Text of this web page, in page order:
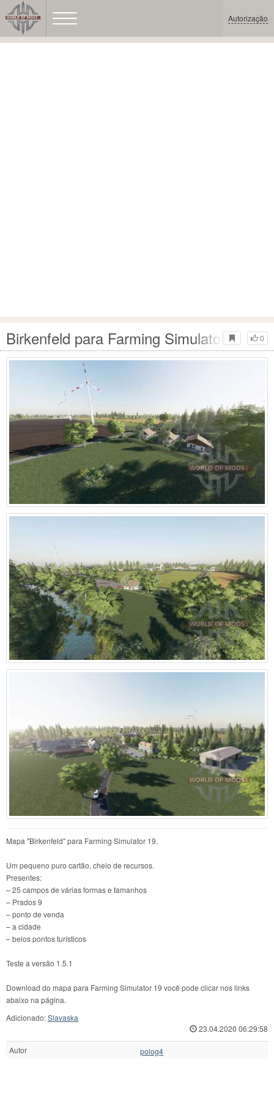
Autorização
0
Birkenfeld para Farming Simulator 2017
Mapa "Birkenfeld" para Farming Simulator 19.
Um pequeno puro cartão, cheio de recursos.
Presentes:
– 25 campos de várias formas e tamanhos
– Prados 9
– ponto de venda
– a cidade
– belos pontos turísticos
Teste a versão 1.5.1
Download do mapa para Farming Simulator 19 você pode clicar nos links
abaixo na página.
Adicionado:Slavaska
23.04.2020 06:29:58
Autor polog4